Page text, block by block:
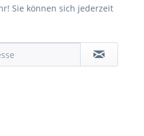
Sie können sich jederzeit